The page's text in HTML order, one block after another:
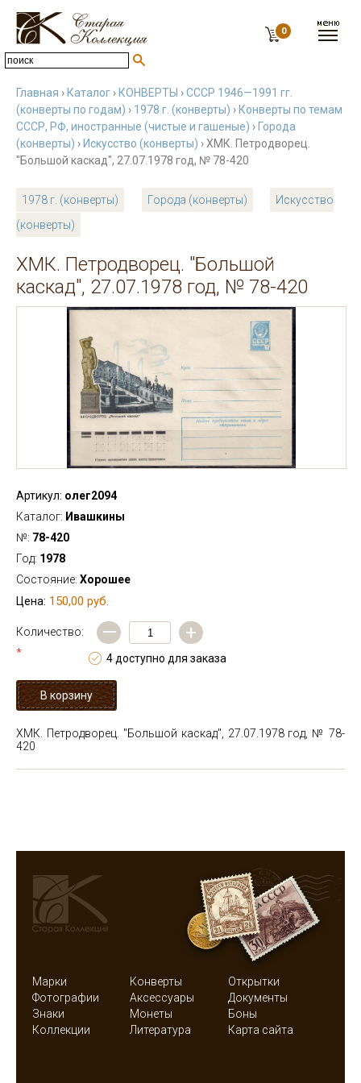
0
Главная › Каталог › КОНВЕРТЫ ›СССР 1946—1991 гг.
(конверты по годам) › 1978 г. (конверты) › Конверты по темам
СССР, РФ, иностранные (чистые и гашеные) › Города
(конверты) › Искусство (конверты) › ХМК. Петродворец.
"Большой каскад", 27.07.1978 год, № 78-420
1978 г. (конверты) Города (конверты)
Искусство
(конверты)
ХМК. Петродворец. "Большой
каскад", 27.07.1978 год, № 78-420
Артикул: олег2094
Каталог: Ивашкины
№: 78-420
Год: 1978
Состояние: Хорошее
Цена: 150,00 руб.
Количество:
*
— +
4 доступно для заказа
ХМК. Петродворец. "Большой каскад", 27.07.1978 год, № 78-
420
Марки Конверты
Открытки
Фотографии
Аксессуары
Документы
Знаки
Монеты
Боны
Коллекции
Литература Карта сайта